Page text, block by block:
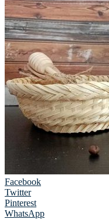
Facebook
Twitter
Pinterest
WhatsApp